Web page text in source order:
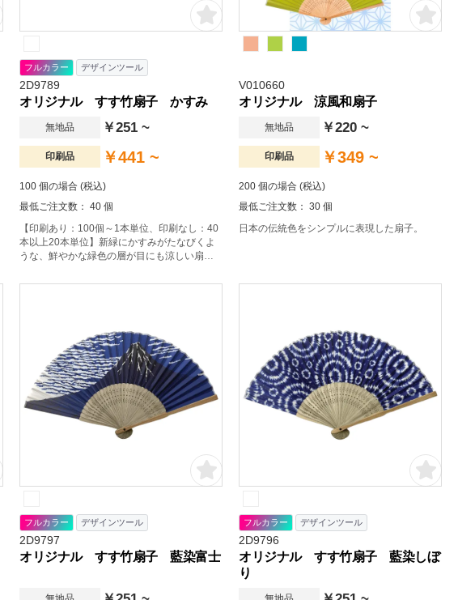
フルカラー デザインツール
2D9789
オリジナル すす竹扇子 かすみ
無地品 ￥251 ~
印刷品 ￥441 ~
100 個の場合 (税込)
最低ご注文数： 40 個
【印刷あり：100個～1本単位、印刷なし：40
本以上20本単位】新緑にかすみがたなびくよ
うな、鮮やかな緑色の層が目にも涼しい扇子
V010660
オリジナル 涼風和扇子
無地品 ￥220 ~
印刷品 ￥349 ~
200 個の場合 (税込)
最低ご注文数： 30 個
日本の伝統色をシンプルに表現した扇子。
フルカラー デザインツール
2D9797
オリジナル すす竹扇子 藍染富士
フルカラー デザインツール
2D9796
オリジナル すす竹扇子 藍染しぼ
り